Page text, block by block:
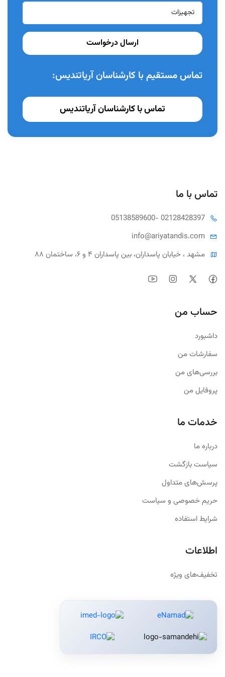
ارسال درخواست
تماس مستقیم با کارشناسان آریاتندیس:
تماس با کارشناسان آریاتندیس
تماس با ما
05138589600- 02128428397
info@ariyatandis.com
مشهد ، خیابان پاسداران، بین پاسداران ۴ و ۶، ساختمان ۸۸
حساب من
داشبورد
سفارشات من
بررسی‌های من
پروفایل من
خدمات ما
درباره ما
سیاست بازگشت
پرسش‌های متداول
حریم خصوصی و سیاست
شرایط استفاده
اطلاعات
تخفیف‌های ویژه